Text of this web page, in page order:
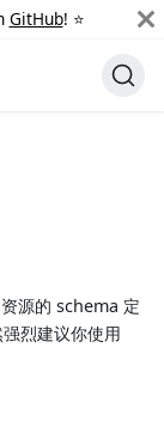
GitHub! ⭐️
源的 schema 定
烈建议你使用